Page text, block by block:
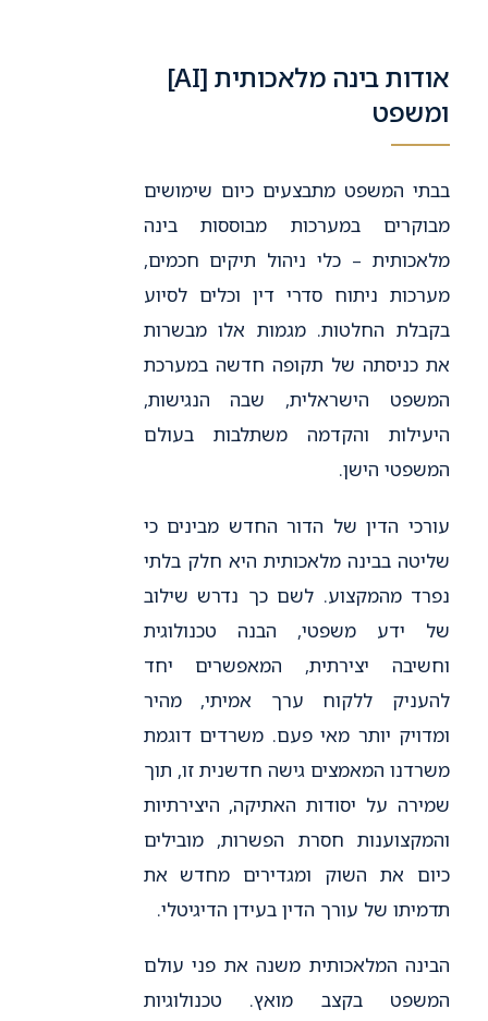
אודות בינה מלאכותית [AI]
ומשפט
בבתי המשפט מתבצעים כיום שימושים
מבוקרים במערכות מבוססות בינה
מלאכותית – כלי ניהול תיקים חכמים,
מערכות ניתוח סדרי דין וכלים לסיוע
בקבלת החלטות. מגמות אלו מבשרות
את כניסתה של תקופה חדשה במערכת
המשפט הישראלית, שבה הנגישות,
היעילות והקדמה משתלבות בעולם
המשפטי הישן.
עורכי הדין של הדור החדש מבינים כי
שליטה בבינה מלאכותית היא חלק בלתי
נפרד מהמקצוע. לשם כך נדרש שילוב
של ידע משפטי, הבנה טכנולוגית
וחשיבה יצירתית, המאפשרים יחד
להעניק ללקוח ערך אמיתי, מהיר
ומדויק יותר מאי פעם. משרדים דוגמת
משרדנו המאמצים גישה חדשנית זו, תוך
שמירה על יסודות האתיקה, היצירתיות
והמקצוענות חסרת הפשרות, מובילים
כיום את השוק ומגדירים מחדש את
תדמיתו של עורך הדין בעידן הדיגיטלי.
הבינה המלאכותית משנה את פני עולם
המשפט בקצב מואץ. טכנולוגיות